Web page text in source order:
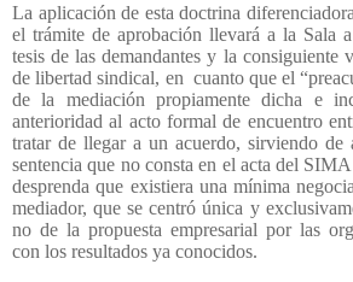
La aplicación de esta doctrina
el trámite de aprobación llevará a la Sala
tesis de las demandantes y la consiguiente
de libertad sindical, en cuanto que el
de la mediación propiamente dicha e
anterioridad al acto formal de encuentro
tratar de llegar a un acuerdo, sirviendo de
sentencia que no consta en el acta del
desprenda que existiera una mínima
mediador, que se centró única y
no de la propuesta empresarial por las
con los resultados ya conocidos.